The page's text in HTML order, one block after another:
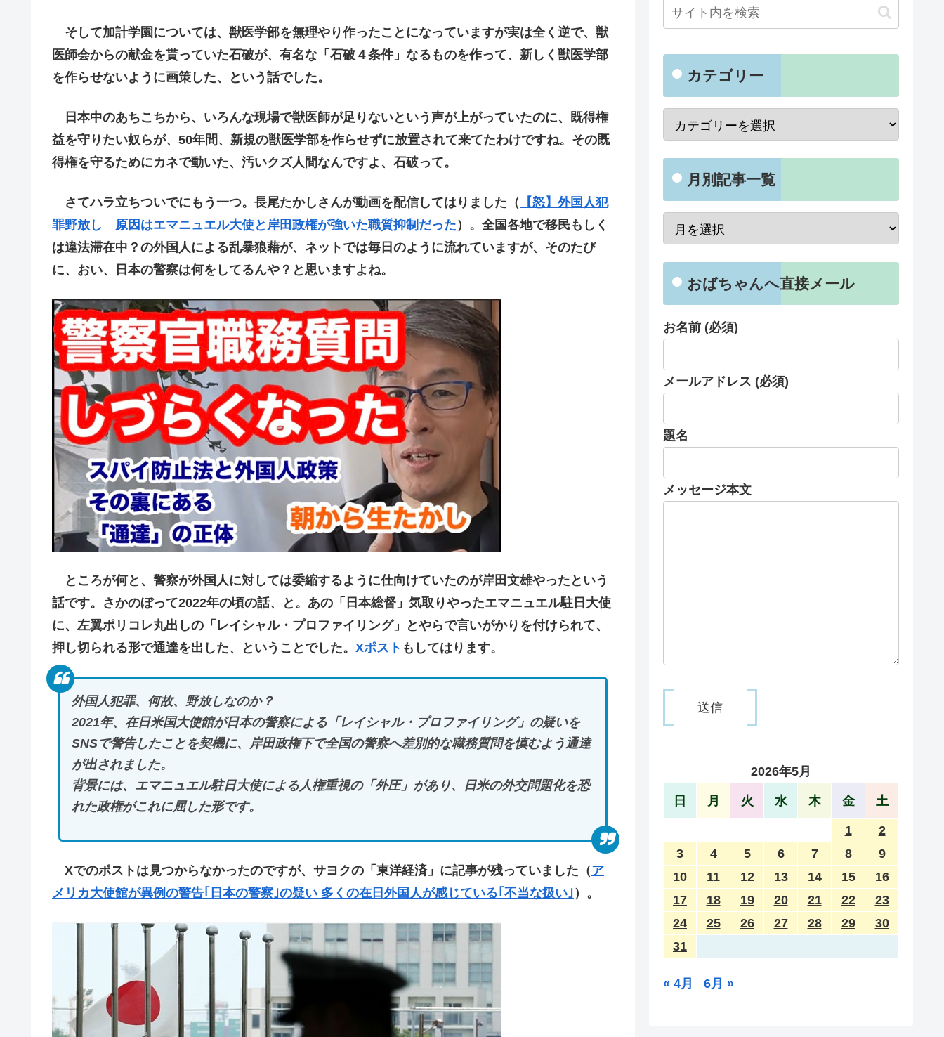
そして加計学園については、獣医学部を無理やり作ったことになっていますが実は全く逆で、獣
医師会からの献金を貰っていた石破が、有名な「石破４条件」なるものを作って、新しく獣医学部
を作らせないように画策した、という話でした。
日本中のあちこちから、いろんな現場で獣医師が足りないという声が上がっていたのに、既得権
益を守りたい奴らが、50年間、新規の獣医学部を作らせずに放置されて来てたわけですね。その既
得権を守るためにカネで動いた、汚いクズ人間なんですよ、石破って。
さてハラ立ちついでにもう一つ。長尾たかしさんが動画を配信してはりました（ 【怒】外国人犯
罪野放し 原因はエマニュエル大使と岸田政権が強いた職質抑制だった）。全国各地で移民もしく
は違法滞在中？の外国人による乱暴狼藉が、ネットでは毎日のように流れていますが、そのたび
に、おい、日本の警察は何をしてるんや？と思いますよね。
ところが何と、警察が外国人に対しては委縮するように仕向けていたのが岸田文雄やったという
話です。さかのぼって2022年の頃の話、と。あの「日本総督」気取りやったエマニュエル駐日大使
に、左翼ポリコレ丸出しの「レイシャル・プロファイリング」とやらで言いがかりを付けられて、
押し切られる形で通達を出した、ということでした。 Xポスト もしてはります。
外国人犯罪、何故、野放しなのか？
2021年、在日米国大使館が日本の警察による「レイシャル・プロファイリング」の疑いを
SNSで警告したことを契機に、岸田政権下で全国の警察へ差別的な職務質問を慎むよう通達
が出されました。
背景には、エマニュエル駐日大使による人権重視の「外圧」があり、日米の外交問題化を恐
れた政権がこれに屈した形です。
Xでのポストは見つからなかったのですが、サヨクの「東洋経済」に記事が残っていました（ア
メリカ大使館が異例の警告｢日本の警察｣の疑い 多くの在日外国人が感じている｢不当な扱い｣ ）。
カテゴリー
月別記事一覧
おばちゃんへ直接メール
お名前 (必須)
メールアドレス (必須)
題名
メッセージ本文
2026年5月
日 月 火 水 木 金 土
1
2
3
4 5 6 7 8
9
10
11 12 13 14 15
16
17
18 19 20 21 22
23
24
25 26 27 28 29
30
31
« 4月 6月 »